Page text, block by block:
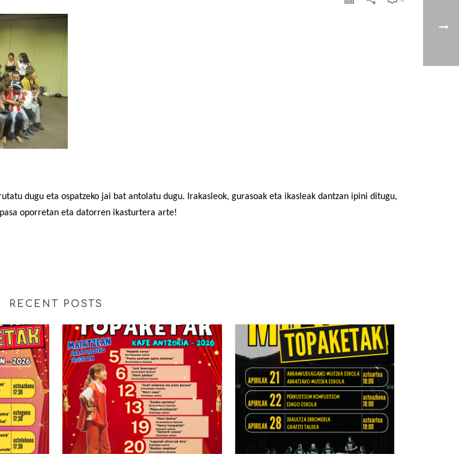
dugu eta ospatzeko jai bat antolatu dugu. Irakasleok, gurasoak eta ikasleak dantzan ipini ditugu,
oporretan eta datorren ikasturtera arte!
RECENT POSTS